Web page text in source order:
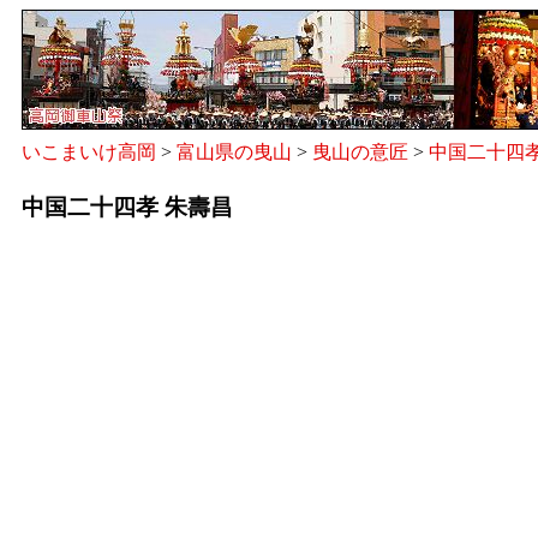
いこまいけ高岡 > 富山県の曳山 > 曳山の意匠 > 中国二十四
中国二十四孝 朱壽昌